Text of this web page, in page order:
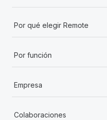
Por qué elegir Remote
Por función
Empresa
Colaboraciones